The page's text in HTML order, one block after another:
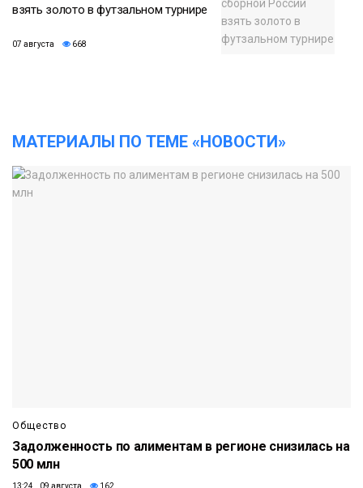
взять золото в футзальном турнире
07 августа 668
МАТЕРИАЛЫ ПО ТЕМЕ «НОВОСТИ»
Общество
Задолженность по алиментам в регионе снизилась на
500 млн
13:24 09 августа 162